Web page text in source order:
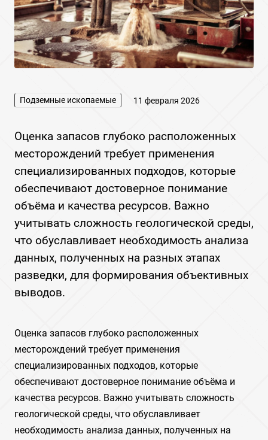
Подземные ископаемые 11 февраля 2026
Оценка запасов глубоко расположенных
месторождений требует применения
специализированных подходов‚ которые
обеспечивают достоверное понимание
объёма и качества ресурсов. Важно
учитывать сложность геологической среды‚
что обуславливает необходимость анализа
данных‚ полученных на разных этапах
разведки‚ для формирования объективных
выводов.
Оценка запасов глубоко расположенных
месторождений требует применения
специализированных подходов‚ которые
обеспечивают достоверное понимание объёма и
качества ресурсов. Важно учитывать сложность
геологической среды‚ что обуславливает
необходимость анализа данных‚ полученных на